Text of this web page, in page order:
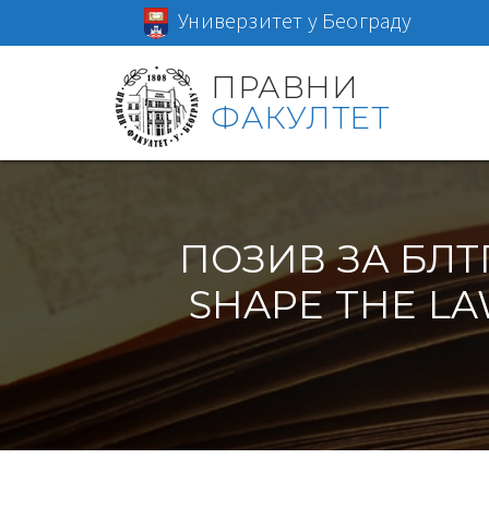
Универзитет у Београду
ПРАВНИ
ФАКУЛТЕТ
ПОЗИВ ЗА
SHAPE THE